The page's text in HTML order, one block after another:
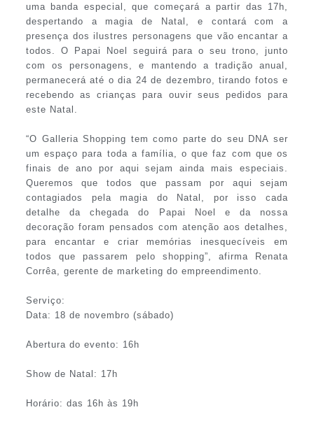
uma banda especial, que começará a partir das 17h,
despertando a magia de Natal, e contará com a
presença dos ilustres personagens que vão encantar a
todos. O Papai Noel seguirá para o seu trono, junto
com os personagens, e mantendo a tradição anual,
permanecerá até o dia 24 de dezembro, tirando fotos e
recebendo as crianças para ouvir seus pedidos para
este Natal.
“O Galleria Shopping tem como parte do seu DNA ser
um espaço para toda a família, o que faz com que os
finais de ano por aqui sejam ainda mais especiais.
Queremos que todos que passam por aqui sejam
contagiados pela magia do Natal, por isso cada
detalhe da chegada do Papai Noel e da nossa
decoração foram pensados com atenção aos detalhes,
para encantar e criar memórias inesquecíveis em
todos que passarem pelo shopping”, afirma Renata
Corrêa, gerente de marketing do empreendimento.
Serviço:
Data: 18 de novembro (sábado)
Abertura do evento: 16h
Show de Natal: 17h
Horário: das 16h às 19h